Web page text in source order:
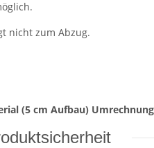
nicht zum Abzug.
(5 cm Aufbau)